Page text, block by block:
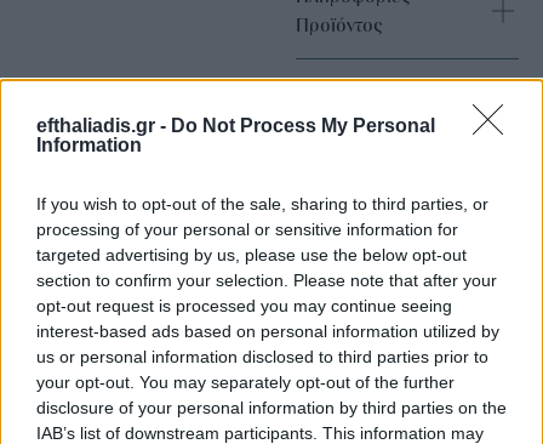
efthaliadis.gr - Do Not Process My Personal
Information
If you wish to opt-out of the sale, sharing to third parties, or
processing of your personal or sensitive information for
targeted advertising by us, please use the below opt-out
section to confirm your selection. Please note that after your
opt-out request is processed you may continue seeing
interest-based ads based on personal information utilized by
us or personal information disclosed to third parties prior to
your opt-out. You may separately opt-out of the further
disclosure of your personal information by third parties on the
IAB’s list of downstream participants. This information may
Προϊόντος
Επιλογές Που Ταιριάζουν
Ανακαλύψτε τα κοσμήματα που αγαπήθηκαν περισσότερο!
Εδώ θα βρείτε τις κορυφαίες επιλογές που ξεχωρίζουν για
το μοναδικό τους στυλ και την εξαιρετική τους ποιότητα.
ΧΡΥΣΌΣ 18 ΚΑΡΑΤΊΩΝ -10%